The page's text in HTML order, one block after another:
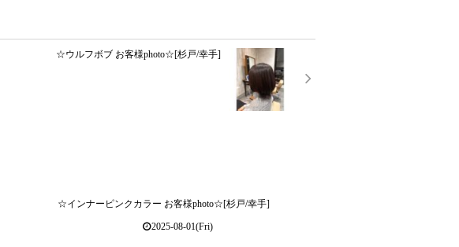
☆ウルフボブ お客様photo☆[杉戸/幸手]
☆インナーピンクカラー お客様photo☆[杉戸/幸手]
2025-08-01(Fri)